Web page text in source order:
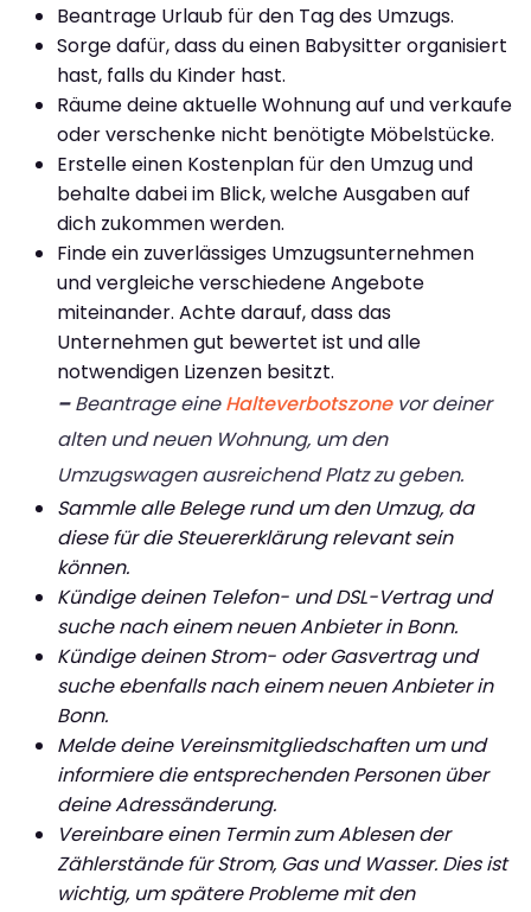
Beantrage Urlaub für den Tag des Umzugs.
Sorge dafür, dass du einen Babysitter organisiert
hast, falls du Kinder hast.
Räume deine aktuelle Wohnung auf und verkaufe
oder verschenke nicht benötigte Möbelstücke.
Erstelle einen Kostenplan für den Umzug und
behalte dabei im Blick, welche Ausgaben auf
dich zukommen werden.
Finde ein zuverlässiges Umzugsunternehmen
und vergleiche verschiedene Angebote
miteinander. Achte darauf, dass das
Unternehmen gut bewertet ist und alle
notwendigen Lizenzen besitzt.
–Beantrage eineHalteverbotszonevor deiner
alten und neuen Wohnung, um den
Umzugswagen ausreichend Platz zu geben.
Sammle alle Belege rund um den Umzug, da
diese für die Steuererklärung relevant sein
können.
Kündige deinen Telefon- und DSL-Vertrag und
suche nach einem neuen Anbieter in Bonn.
Kündige deinen Strom- oder Gasvertrag und
suche ebenfalls nach einem neuen Anbieter in
Bonn.
Melde deine Vereinsmitgliedschaften um und
informiere die entsprechenden Personen über
deine Adressänderung.
Vereinbare einen Termin zum Ablesen der
Zählerstände für Strom, Gas und Wasser. Dies ist
wichtig, um spätere Probleme mit den